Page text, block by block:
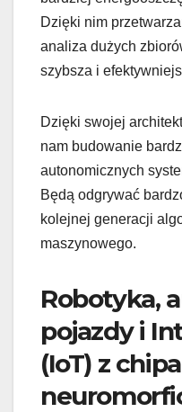
Dzięki nim
analiza dużych
szybsza i
Dzięki swojej
nam budowanie
autonomicznych
Będą odgrywać
kolejnej generacji
maszynowego.
Robotyka,
pojazdy i
(IoT) z